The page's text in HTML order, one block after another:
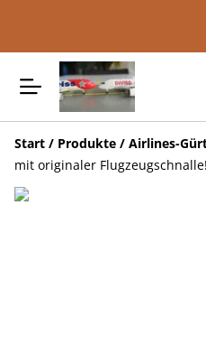
Start / Produkte / Airlines-
mit originaler